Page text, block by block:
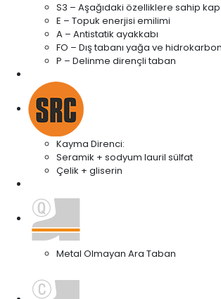
S3 – Aşağıdaki özelliklere sahip
E – Topuk enerjisi emilimi
A – Antistatik ayakkabı
FO – Dış tabanı yağa ve
P – Delinme dirençli taban
Kayma Direnci:
Seramik + sodyum lauril sülfat
Çelik + gliserin
Metal Olmayan Ara Taban